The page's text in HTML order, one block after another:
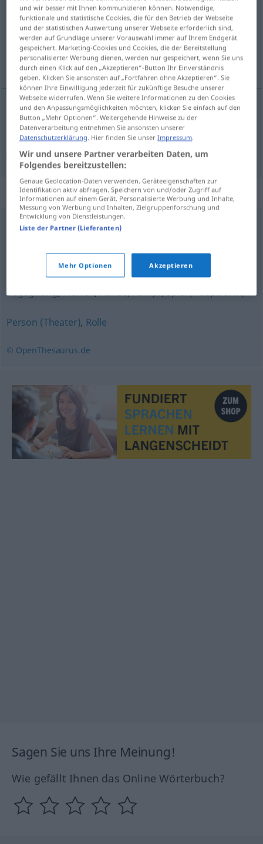
Übersicht aller Übersetzungen
(Für mehr Details die Übersetzung anklicken/antippen)
rész, részlet, játszma
rész,részlet Partie Teil
játszma Partie Spiel
Synonyme für "Partie"
Durchgang,Drittel (Eishockey)
Schwung (ugs.), Lieferung,Los (fachspr.)
Begegnung,Treffen,Runde,Kampf,Spiel (Hauptform)
Person (Theater), Rolle
© OpenThesaurus.de
Sagen Sie uns Ihre Meinung!
Wie gefällt Ihnen das Online Wörterbuch?
und wir besser mit Ihnen kommunizieren können. Notwendige,
funktionale und statistische Cookies, die für den Betrieb der Webseite
und der statistischen Auswertung unserer Webseite erforderlich sind,
werden auf Grundlage unserer Vorauswahl immer auf Ihrem Endgerät
gespeichert. Marketing-Cookies und Cookies, die der Bereitstellung
personalisierter Werbung dienen, werden nur gespeichert, wenn Sie uns
durch einen Klick auf den „Akzeptieren“-Button Ihr Einverständnis
geben. Klicken Sie ansonsten auf „Fortfahren ohne Akzeptieren“. Sie
können Ihre Einwilligung jederzeit für zukünftige Besuche unserer
Webseite widerrufen. Wenn Sie weitere Informationen zu den Cookies
und den Anpassungsmöglichkeiten möchten, klicken Sie einfach auf den
Button „Mehr Optionen“. Weitergehende Hinweise zu der
Datenverarbeitung entnehmen Sie ansonsten unserer
Datenschutzerklärung . Hier finden Sie unserImpressum
Wir und unsere Partner verarbeiten Daten, um
Folgendes bereitzustellen:
Genaue Geolocation-Daten verwenden. Geräteeigenschaften zur
Identifikation aktiv abfragen. Speichern von und/oder Zugriff auf
Informationen auf einem Gerät. Personalisierte Werbung und Inhalte,
Messung von Werbung und Inhalten, Zielgruppenforschung und
Entwicklung von Dienstleistungen.
Liste der Partner (Lieferanten)
Mehr Optionen Akzeptieren